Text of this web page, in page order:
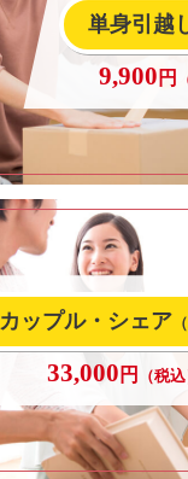
単身引越
9,900 円
カップル・シェア
33,000 円 （税込